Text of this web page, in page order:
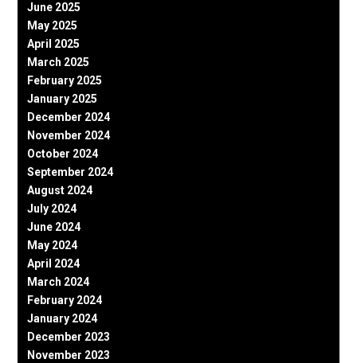
June 2025
May 2025
April 2025
March 2025
February 2025
January 2025
December 2024
November 2024
October 2024
September 2024
August 2024
July 2024
June 2024
May 2024
April 2024
March 2024
February 2024
January 2024
December 2023
November 2023